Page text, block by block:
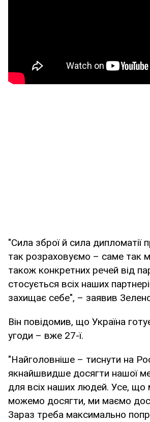
"Сила зброї й сила
так розраховуємо – саме так
також конкретних речей від
стосується всіх наших
захищає себе", – заявив
Він повідомив, що Україна
угоди – вже 27-ї.
"Найголовніше – тиснути на
якнайшвидше досягти нашої
для всіх наших людей. Усе, що
можемо досягти, ми маємо
Зараз треба максимально